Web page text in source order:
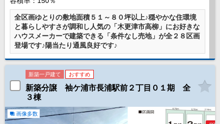
全区画ゆとりの敷地面積５１～８０坪以上♪穏やかな住環境
と暮らしやすさが調和し人気の「木更津市高柳」にお好きな
ハウスメーカーで建築できる「条件なし売地」が全２８区画
登場です♪陽当たり通風良好です♪
新築一戸建て おすすめ
新築分譲 袖ケ浦市長浦駅前２丁目０１期 全
３棟
画像多数
プライバシーポリシー
物件検索
新築一戸建
エリアから探す
路線から探す
中古一戸建
エリアから探す
路線から探す